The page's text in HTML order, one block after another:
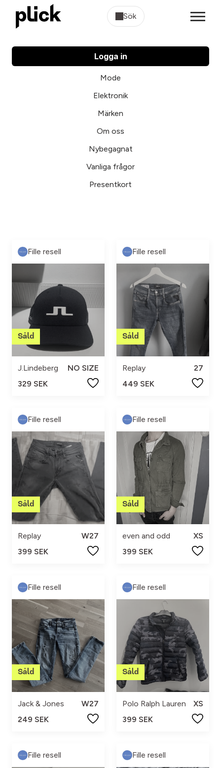
Sök
Logga in
Mode
Elektronik
Märken
Om oss
Nybegagnat
Vanliga frågor
Presentkort
Fille resell
J.Lindeberg
NO SIZE
329 SEK
Fille resell
Replay
27
449 SEK
Fille resell
Replay
W27
399 SEK
Fille resell
even and odd
XS
399 SEK
Fille resell
Jack & Jones
W27
249 SEK
Fille resell
Polo Ralph Lauren
XS
399 SEK
Fille resell Fille resell